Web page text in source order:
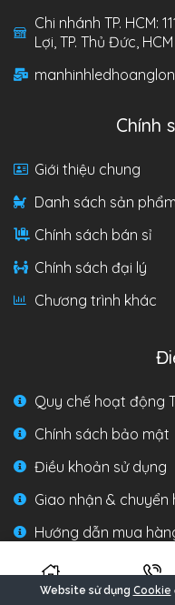
Chi nhánh TP. HCM:
Lợi, TP. Thủ Đức,
Chính
Giới thiệu chung
Danh sách sản phẩm
Chính sách bán sỉ
Chính sách đại lý
Chương trình khác
Quy chế hoạt động
Chính sách bảo mật
Điều khoản sử dụng
Giao nhận & chuyển
Hướng dẫn mua
Hướng dẫn thanh
Website sử dụng Cookie